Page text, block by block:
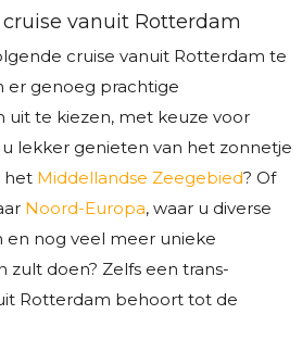
vanuit Rotterdam
cruise vanuit Rotterdam te
er genoeg prachtige
uit te kiezen, met keuze voor
u lekker genieten van het zonnetje
het Middellandse Zeegebied? Of
Noord-Europa, waar u diverse
en nog veel meer unieke
zult doen? Zelfs een trans-
Rotterdam behoort tot de